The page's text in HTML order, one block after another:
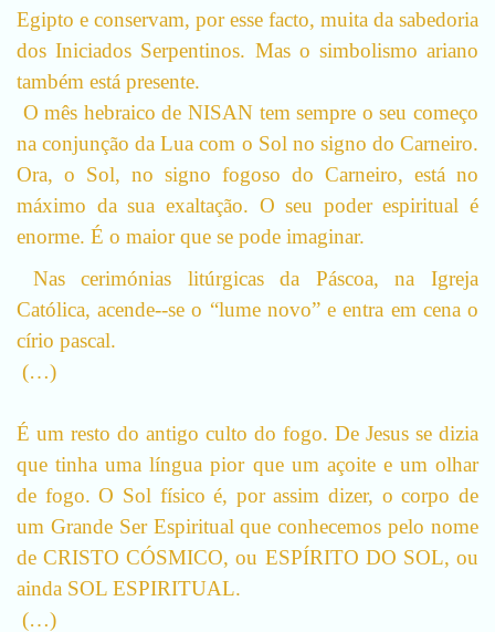
Egipto e conservam, por esse facto, muita da sabedoria
dos Iniciados Serpentinos. Mas o simbolismo ariano
também está presente.
O mês hebraico de NISAN tem sempre o seu começo
na conjunção da Lua com o Sol no signo do Carneiro.
Ora, o Sol, no signo fogoso do Carneiro, está no
máximo da sua exaltação. O seu poder espiritual é
enorme. É o maior que se pode imaginar.
Nas cerimónias litúrgicas da Páscoa, na Igreja
Católica, acende--se o “lume novo” e entra em cena o
círio pascal.
(…)
É um resto do antigo culto do fogo. De Jesus se dizia
que tinha uma língua pior que um açoite e um olhar
de fogo. O Sol físico é, por assim dizer, o corpo de
um Grande Ser Espiritual que conhecemos pelo nome
de CRISTO CÓSMICO, ou ESPÍRITO DO SOL, ou
ainda SOL ESPIRITUAL.
(…)